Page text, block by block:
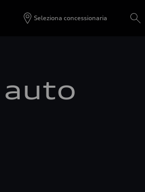
Seleziona concessionaria